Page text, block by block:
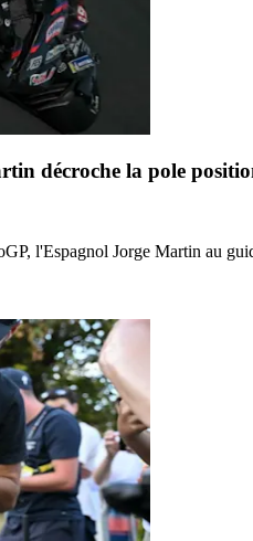
décroche la pole
l'Espagnol Jorge Martin au